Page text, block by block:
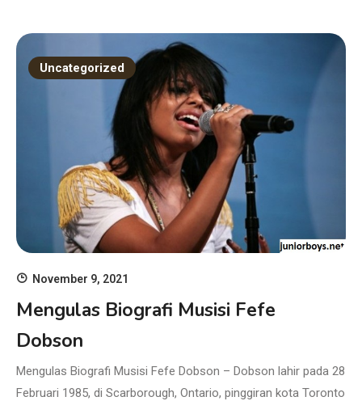
Uncategorized
November 9, 2021
Mengulas Biografi Musisi Fefe
Dobson
Mengulas Biografi Musisi Fefe Dobson – Dobson lahir pada 28
Februari 1985, di Scarborough, Ontario, pinggiran kota Toronto